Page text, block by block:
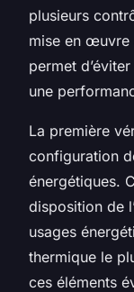
plusieurs
mise en œuvre
permet
une
La première
configuration
énergétiques.
disposition de
usages
thermique le
ces éléments